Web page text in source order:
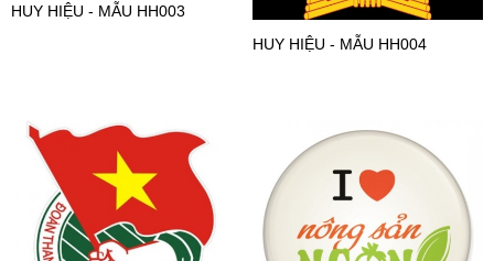
HUY HIỆU - MẪU HH003
HUY HIỆU - MẪU HH004